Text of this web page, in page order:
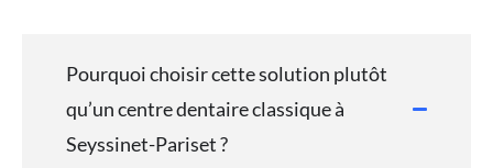
Pourquoi choisir cette solution plutôt
qu’un centre dentaire classique à
Seyssinet-Pariset ?